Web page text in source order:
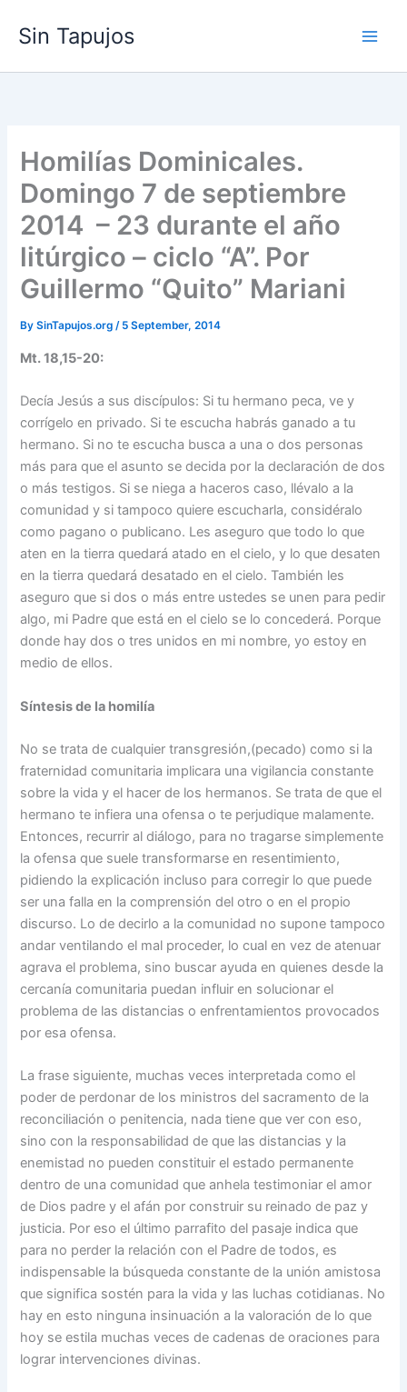
Sin Tapujos
Homilías Dominicales.
Domingo 7 de septiembre
2014 – 23 durante el año
litúrgico – ciclo “A”. Por
Guillermo “Quito” Mariani
BySinTapujos.org/ 5 September, 2014
Mt. 18,15-20:
Decía Jesús a sus discípulos: Si tu hermano peca, ve y
corrígelo en privado. Si te escucha habrás ganado a tu
hermano. Si no te escucha busca a una o dos personas
más para que el asunto se decida por la declaración de dos
o más testigos. Si se niega a haceros caso, llévalo a la
comunidad y si tampoco quiere escucharla, considéralo
como pagano o publicano. Les aseguro que todo lo que
aten en la tierra quedará atado en el cielo, y lo que desaten
en la tierra quedará desatado en el cielo. También les
aseguro que si dos o más entre ustedes se unen para pedir
algo, mi Padre que está en el cielo se lo concederá. Porque
donde hay dos o tres unidos en mi nombre, yo estoy en
medio de ellos.
Síntesis de la homilía
No se trata de cualquier transgresión,(pecado) como si la
fraternidad comunitaria implicara una vigilancia constante
sobre la vida y el hacer de los hermanos. Se trata de que el
hermano te infiera una ofensa o te perjudique malamente.
Entonces, recurrir al diálogo, para no tragarse simplemente
la ofensa que suele transformarse en resentimiento,
pidiendo la explicación incluso para corregir lo que puede
ser una falla en la comprensión del otro o en el propio
discurso. Lo de decirlo a la comunidad no supone tampoco
andar ventilando el mal proceder, lo cual en vez de atenuar
agrava el problema, sino buscar ayuda en quienes desde la
cercanía comunitaria puedan influir en solucionar el
problema de las distancias o enfrentamientos provocados
por esa ofensa.
La frase siguiente, muchas veces interpretada como el
poder de perdonar de los ministros del sacramento de la
reconciliación o penitencia, nada tiene que ver con eso,
sino con la responsabilidad de que las distancias y la
enemistad no pueden constituir el estado permanente
dentro de una comunidad que anhela testimoniar el amor
de Dios padre y el afán por construir su reinado de paz y
justicia. Por eso el último parrafito del pasaje indica que
para no perder la relación con el Padre de todos, es
indispensable la búsqueda constante de la unión amistosa
que significa sostén para la vida y las luchas cotidianas. No
hay en esto ninguna insinuación a la valoración de lo que
hoy se estila muchas veces de cadenas de oraciones para
lograr intervenciones divinas.